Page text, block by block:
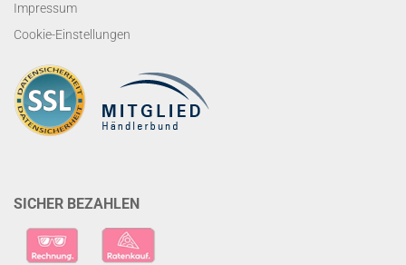
Impressum
Cookie-Einstellungen
SICHER BEZAHLEN